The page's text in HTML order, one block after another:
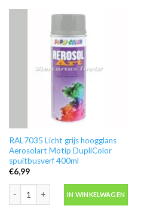
RAL7035 Licht grijs hoogglans
Aerosolart Motip DupliColor
spuitbusverf 400ml
€6,99
IN WINKELWAGEN